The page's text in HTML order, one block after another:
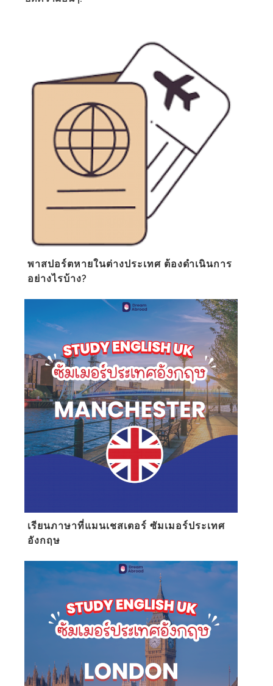
พาสปอร์ตหายในต่างประเทศ ต้องดำเนินการ
อย่างไรบ้าง?
เรียนภาษาที่แมนเชสเตอร์ ซัมเมอร์ประเทศ
อังกฤษ